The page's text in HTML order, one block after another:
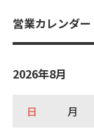
営業カレンダー
2026年8月
日 月